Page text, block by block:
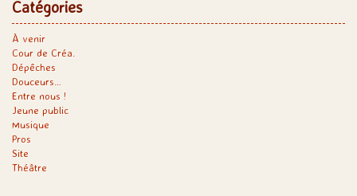
Catégories
À venir
Cour de Créa.
Dépêches
Douceurs…
Entre nous !
Jeune public
Musique
Pros
Site
Théâtre